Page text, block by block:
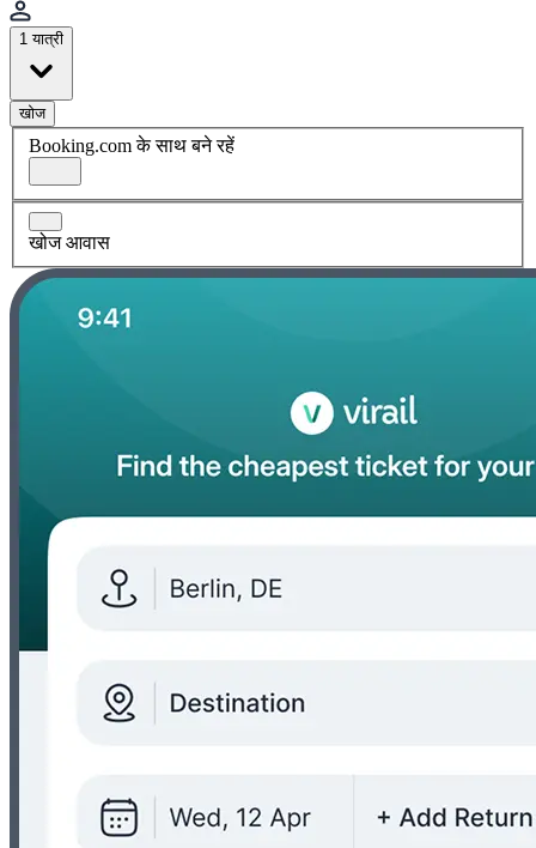
1 यात्री
खोज
Booking.com के साथ बने रहें
खोज आवास